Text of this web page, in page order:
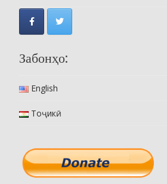
Забонҳо:
English
Тоҷикӣ